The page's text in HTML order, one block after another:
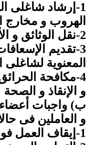
1-إرشاد شاغلى
الهروب و مخارج
3-تقديم
المعنوية لشاغلى
4-مكافحة
و الإنقاذ و الصحة
ب) واجبات أعضاء
و العاملين فى